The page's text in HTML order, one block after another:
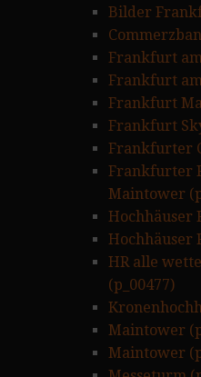
Bilder
Frankfurt
Frankfurt
Frankfurt
Frankfurt
Frankfurter
Frankfurter
Maintower
Hochhäuser
Hochhäuser
HR alle
(p_00477)
Maintower
Maintower